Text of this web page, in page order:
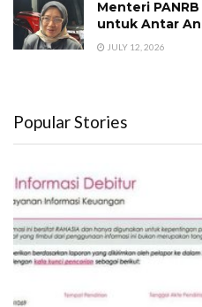
Menteri
untuk Antar
JULY 12, 2026
Popular Stories